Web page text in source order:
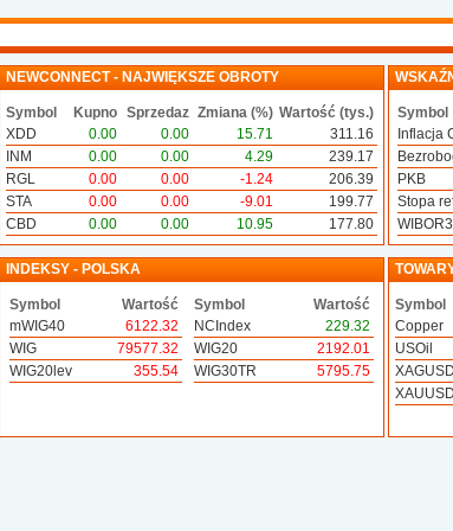
NEWCONNECT - NAJWIĘKSZE OBROTY
Symbol Kupno Sprzedaz Zmiana (%) Wartość (tys.)
XDD
0.00 0.00 15.71
311.16
INM
0.00 0.00 4.29
239.17
RGL
0.00 0.00 -1.24
206.39
STA
0.00 0.00 -9.01
199.77
CBD
0.00 0.00 10.95 177.80
Symbol
Inflacja
PKB
Stopa
INDEKSY - POLSKA
Symbol
Wartość
mWIG40
6122.32
WIG
79577.32
WIG20lev
355.54
Symbol
Wartość
NCIndex
229.32
WIG20
2192.01
WIG30TR
5795.75
Symbol
Copper
USOil
XAGUSD
XAUUSD